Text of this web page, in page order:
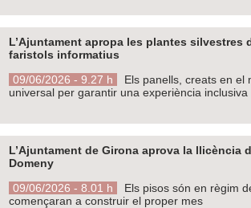
L’Ajuntament apropa les plantes silvestres
faristols informatius
09/06/2026 - 9.27 h
Els panells, creats en el
universal per garantir una experiència inclusiva
L’Ajuntament de Girona aprova la llicència
Domeny
09/06/2026 - 8.01 h
Els pisos són en règim
començaran a construir el proper mes